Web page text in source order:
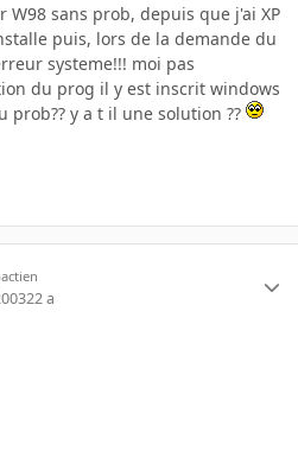
W98 sans prob, depuis que j'ai XP
puis, lors de la demande du
systeme!!! moi pas
du prog il y est inscrit windows
prob?? y a t il une solution ??
22 a